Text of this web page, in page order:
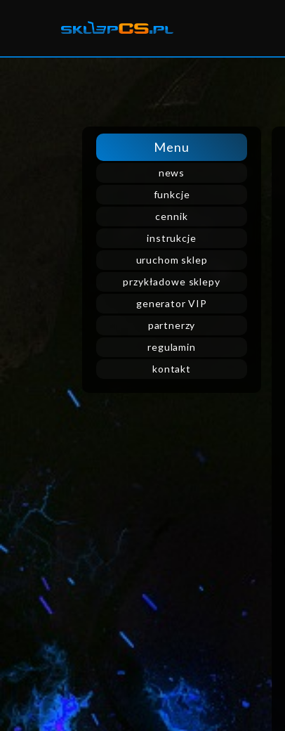
Menu
news
funkcje
cennik
instrukcje
uruchom sklep
przykładowe sklepy
generator VIP
partnerzy
regulamin
kontakt